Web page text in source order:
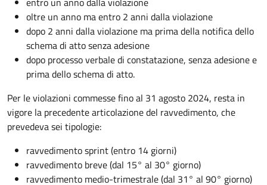
oltre un anno ma entro 2 anni dalla violazione
dopo 2 anni dalla violazione ma prima della notifica dello
schema di atto senza adesione
dopo processo verbale di constatazione, senza adesione e
prima dello schema di atto.
Per le violazioni commesse fino al 31 agosto 2024, resta in
vigore la precedente articolazione del ravvedimento, che
prevedeva sei tipologie:
ravvedimento sprint (entro 14 giorni)
ravvedimento breve (dal 15° al 30° giorno)
ravvedimento medio-trimestrale (dal 31° al 90° giorno)